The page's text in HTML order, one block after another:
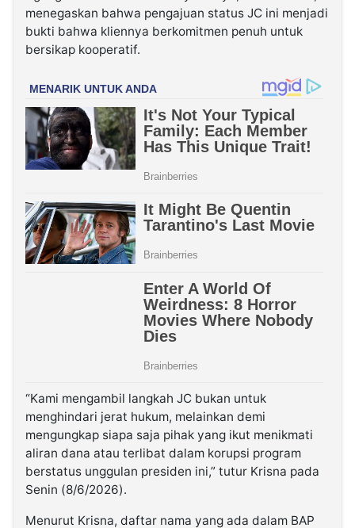
menegaskan bahwa pengajuan status JC ini menjadi
bukti bahwa kliennya berkomitmen penuh untuk
bersikap kooperatif.
“Kami mengambil langkah JC bukan untuk
menghindari jerat hukum, melainkan demi
mengungkap siapa saja pihak yang ikut menikmati
aliran dana atau terlibat dalam korupsi program
berstatus unggulan presiden ini,” tutur Krisna pada
Senin (8/6/2026).
Menurut Krisna, daftar nama yang ada dalam BAP